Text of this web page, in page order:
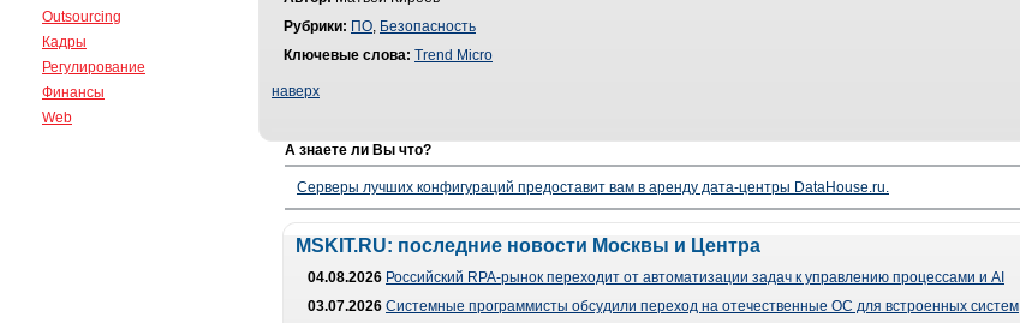
Outsourcing
Кадры
Регулирование
Финансы
Web
Рубрики: ПО, Безопасность
Ключевые слова: Trend Micro
наверх
А знаете ли Вы что?
Серверы лучших конфигураций предоставит вам в аренду дата-центры DataHouse.ru.
MSKIT.RU: последние новости Москвы и Центра
04.08.2026 Российский RPA-рынок переходит от автоматизации задач к управлению процессами и AI
03.07.2026 Системные программисты обсудили переход на отечественные ОС для встроенных систем